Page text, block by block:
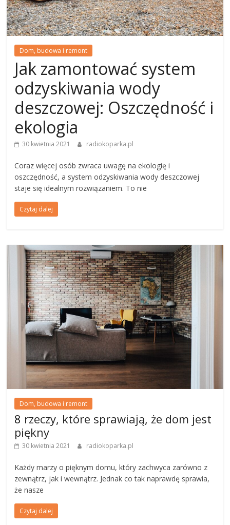
Dom, budowa i remont
Jak zamontować system
odzyskiwania wody
deszczowej: Oszczędność i
ekologia
30 kwietnia 2021 radiokoparka.pl
Coraz więcej osób zwraca uwagę na ekologię i
oszczędność, a system odzyskiwania wody deszczowej
staje się idealnym rozwiązaniem. To nie
Czytaj dalej
Dom, budowa i remont
8 rzeczy, które sprawiają, że dom jest
piękny
30 kwietnia 2021 radiokoparka.pl
Każdy marzy o pięknym domu, który zachwyca zarówno z
zewnątrz, jak i wewnątrz. Jednak co tak naprawdę sprawia,
że nasze
Czytaj dalej